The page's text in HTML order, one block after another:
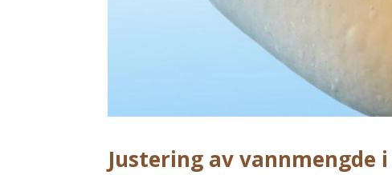
Justering av vannmengde